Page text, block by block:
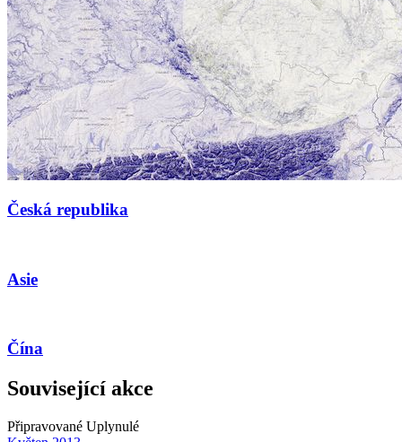
Česká republika
Asie
Čína
Související akce
Připravované Uplynulé